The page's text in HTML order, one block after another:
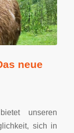
neue
unseren
sich in